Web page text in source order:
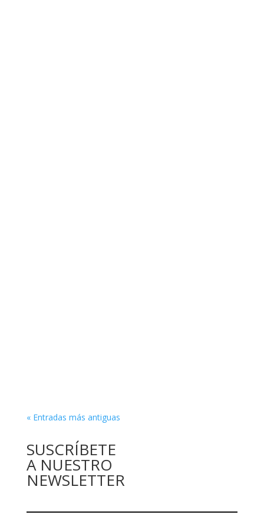
« Entradas más antiguas
SUSCRÍBETE
A NUESTRO
NEWSLETTER